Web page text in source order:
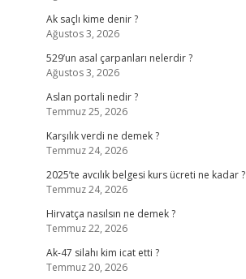
Ak saçlı kime denir ?
Ağustos 3, 2026
529’un asal çarpanları nelerdir ?
Ağustos 3, 2026
Aslan portali nedir ?
Temmuz 25, 2026
Karşılık verdi ne demek ?
Temmuz 24, 2026
2025’te avcılık belgesi kurs ücreti ne kadar ?
Temmuz 24, 2026
Hirvatça nasılsın ne demek ?
Temmuz 22, 2026
Ak-47 silahı kim icat etti ?
Temmuz 20, 2026